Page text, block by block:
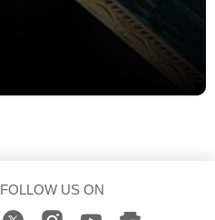
FOLLOW US ON